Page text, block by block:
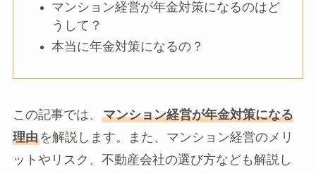
マンション経営が年金対策になるのはど
うして？
本当に年金対策になるの？
この記事では、
マンション経営が年金対策になる
理由を解説します。また、マンション経営のメリ
ットやリスク、不動産会社の選び方なども解説し